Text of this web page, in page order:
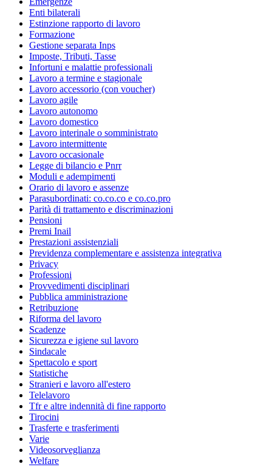
Enti bilaterali
Estinzione rapporto di lavoro
Formazione
Gestione separata Inps
Imposte, Tributi, Tasse
Infortuni e malattie professionali
Lavoro a termine e stagionale
Lavoro accessorio (con voucher)
Lavoro agile
Lavoro autonomo
Lavoro domestico
Lavoro interinale o somministrato
Lavoro intermittente
Lavoro occasionale
Legge di bilancio e Pnrr
Moduli e adempimenti
Orario di lavoro e assenze
Parasubordinati: co.co.co e co.co.pro
Parità di trattamento e discriminazioni
Pensioni
Premi Inail
Prestazioni assistenziali
Previdenza complementare e assistenza integrativa
Privacy
Professioni
Provvedimenti disciplinari
Pubblica amministrazione
Retribuzione
Riforma del lavoro
Scadenze
Sicurezza e igiene sul lavoro
Sindacale
Spettacolo e sport
Statistiche
Stranieri e lavoro all'estero
Telelavoro
Tfr e altre indennità di fine rapporto
Tirocini
Trasferte e trasferimenti
Varie
Videosorveglianza
Welfare